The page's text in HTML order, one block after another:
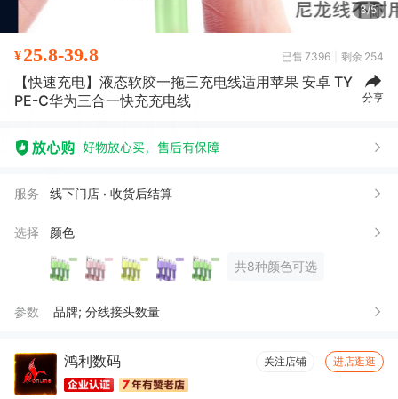
3/5
¥25.8-39.8 已售 7396 剩余 254
【快速充电】液态软胶一拖三充电线适用苹果 安卓 TY
PE-C华为三合一快充充电线
分享
服务 线下门店 · 收货后结算
选择 颜色
共8种颜色可选
参数 品牌; 分线接头数量
鸿利数码 关注店铺 进店逛逛